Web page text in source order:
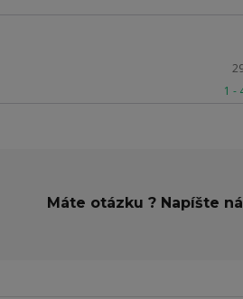
1 -
Máte otázku ? Napíšte